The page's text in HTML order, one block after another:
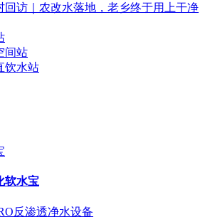
回访｜农改水落地，老乡终于用上干净
间站
饮水站
软水宝